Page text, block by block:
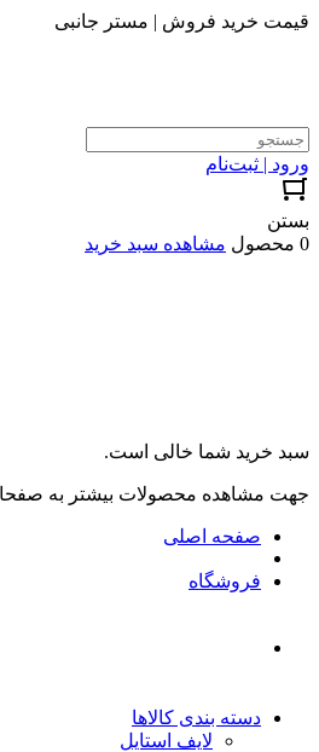
قیمت خرید فروش | مستر جانبی
ورود | ثبت‌نام
بستن
0 محصول
مشاهده سبد خرید
سبد خرید شما خالی است.
جهت مشاهده محصولات بیشتر به
صفحه اصلی
فروشگاه
دسته بندی کالاها
لایف استایل